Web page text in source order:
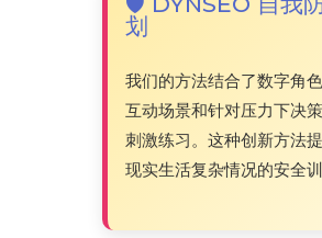
划
我们的方法结合了数字角色
互动场景和针对压力下决
刺激练习。这种创新方法
现实生活复杂情况的安全训